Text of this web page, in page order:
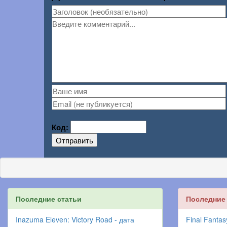
Код:
Отправить
Последние статьи
Inazuma Eleven: Victory Road - дата
Final